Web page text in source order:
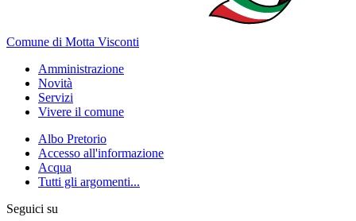
Comune di Motta Visconti
Amministrazione
Novità
Servizi
Vivere il comune
Albo Pretorio
Accesso all'informazione
Acqua
Tutti gli argomenti...
Seguici su